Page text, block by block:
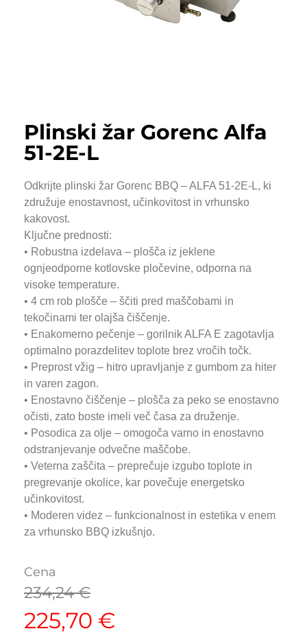
Plinski žar Gorenc Alfa
51-2E-L
Odkrijte plinski žar Gorenc BBQ – ALFA 51-2E-L, ki
združuje enostavnost, učinkovitost in vrhunsko
kakovost.
Ključne prednosti:
• Robustna izdelava – plošča iz jeklene
ognjeodporne kotlovske pločevine, odporna na
visoke temperature.
• 4 cm rob plošče – ščiti pred maščobami in
tekočinami ter olajša čiščenje.
• Enakomerno pečenje – gorilnik ALFA E zagotavlja
optimalno porazdelitev toplote brez vročih točk.
• Preprost vžig – hitro upravljanje z gumbom za hiter
in varen zagon.
• Enostavno čiščenje – plošča za peko se enostavno
očisti, zato boste imeli več časa za druženje.
• Posodica za olje – omogoča varno in enostavno
odstranjevanje odvečne maščobe.
• Veterna zaščita – preprečuje izgubo toplote in
pregrevanje okolice, kar povečuje energetsko
učinkovitost.
• Moderen videz – funkcionalnost in estetika v enem
za vrhunsko BBQ izkušnjo.
Cena
234,24€
225,70 €